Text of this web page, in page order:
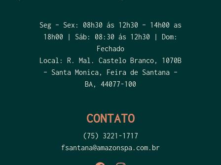
Seg – Sex: 08h30 ás 12h30 – 14h00 as
18h00 | Sáb: 08:30 ás 12h30 | Dom:
Fechado
Local: R. Mal. Castelo Branco, 1070B
– Santa Monica, Feira de Santana –
BA, 44077-100
CONTATO
(75) 3221-1717
fsantana@amazonspa.com.br